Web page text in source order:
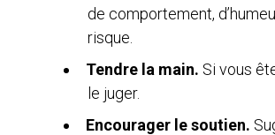
de comportement,
risque.
Tendre la main. Si vous
le juger.
Encourager le soutien.